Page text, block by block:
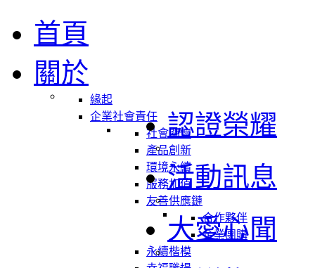
首頁
關於
緣起
企業社會責任
社會關懷
產品創新
環境永續
服務加值
友善供應鏈
合作夥伴
企業團購
永續楷模
認證榮耀
活動訊息
大愛心聞